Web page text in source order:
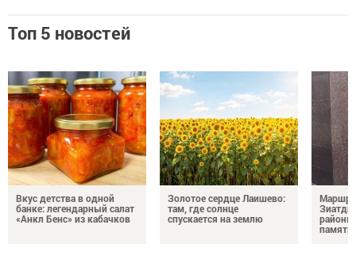
Топ 5 новостей
Вкус детства в одной
банке: легендарный салат
«Анкл Бенс» из кабачков
Золотое сердце Лаишево:
там, где солнце
спускается на землю
районы
память